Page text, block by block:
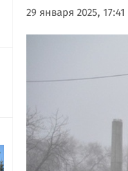
29 января 2025, 17:41